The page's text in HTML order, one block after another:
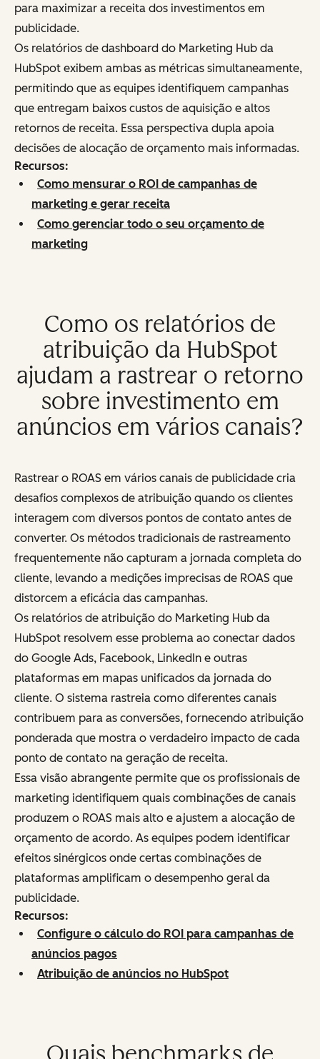
para maximizar a receita dos investimentos em
publicidade.
Os relatórios de dashboard do Marketing Hub da
HubSpot exibem ambas as métricas simultaneamente,
permitindo que as equipes identifiquem campanhas
que entregam baixos custos de aquisição e altos
retornos de receita. Essa perspectiva dupla apoia
decisões de alocação de orçamento mais informadas.
Recursos:
Como mensurar o ROI de campanhas de
marketing e gerar receita
Como gerenciar todo o seu orçamento de
marketing
Como os relatórios de
atribuição da HubSpot
ajudam a rastrear o retorno
sobre investimento em
anúncios em vários canais?
Rastrear o ROAS em vários canais de publicidade cria
desafios complexos de atribuição quando os clientes
interagem com diversos pontos de contato antes de
converter. Os métodos tradicionais de rastreamento
frequentemente não capturam a jornada completa do
cliente, levando a medições imprecisas de ROAS que
distorcem a eficácia das campanhas.
Os relatórios de atribuição do Marketing Hub da
HubSpot resolvem esse problema ao conectar dados
do Google Ads, Facebook, LinkedIn e outras
plataformas em mapas unificados da jornada do
cliente. O sistema rastreia como diferentes canais
contribuem para as conversões, fornecendo atribuição
ponderada que mostra o verdadeiro impacto de cada
ponto de contato na geração de receita.
Essa visão abrangente permite que os profissionais de
marketing identifiquem quais combinações de canais
produzem o ROAS mais alto e ajustem a alocação de
orçamento de acordo. As equipes podem identificar
efeitos sinérgicos onde certas combinações de
plataformas amplificam o desempenho geral da
publicidade.
Recursos:
Configure o cálculo do ROI para campanhas de
anúncios pagos
Atribuição de anúncios no HubSpot